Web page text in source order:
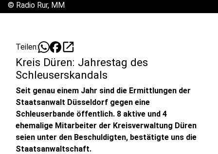
© Radio Rur, MM
Teilen: open_in_new
Kreis Düren: Jahrestag des
Schleuserskandals
Seit genau einem Jahr sind die Ermittlungen der
Staatsanwalt Düsseldorf gegen eine
Schleuserbande öffentlich. 8 aktive und 4
ehemalige Mitarbeiter der Kreisverwaltung Düren
seien unter den Beschuldigten, bestätigte uns die
Staatsanwaltschaft.